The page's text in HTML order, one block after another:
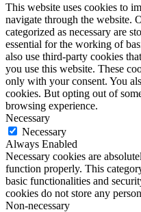
This website uses cookies to
navigate through the website.
categorized as necessary are
essential for the working of
also use third-party cookies
you use this website. These
only with your consent. You
cookies. But opting out of
browsing experience.
Necessary
Necessary
Always Enabled
Necessary cookies are
function properly. This
basic functionalities and
cookies do not store any
Non-necessary